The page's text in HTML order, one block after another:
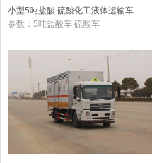
小型5吨盐酸 硫酸化工液体运输车
参数：5吨盐酸车 硫酸车